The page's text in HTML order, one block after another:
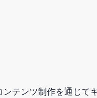
テンツ制作を通じて